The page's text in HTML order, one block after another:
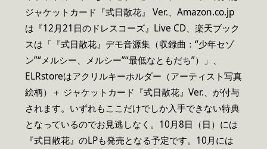
ジャケットカード『式日散花』 Ver.、Amazon.co.jp
は『12月21日のドレスコーズ』Live CD、楽天ブック
スは「『式日散花』デモ音源集（収録曲：“少年セゾ
ン”“メルシー、メルシー”“最低なともだち”）」、
ELRstoreはアクリルキーホルダー（アーティスト写真
絵柄）＋ ジャケットカード『式日散花』Ver.、が付与
されます。いずれもここだけでしか入手できない特典
となっているのでお見逃しなく。10月8日（日）には
『式日散花』のLPも発売となる予定です。10月には